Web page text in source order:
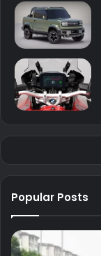
Popular Posts